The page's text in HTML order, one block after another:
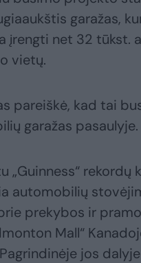
garažas,
įrengti net 32 tūkst.
vietų.
pareiškė, kad tai
garažas pasaulyje.
„Guinness“ rekordų
automobilių
prekybos ir
Mall“
jos